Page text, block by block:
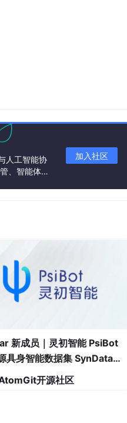
问的概率。特征包括最近访
人工智能协
、智能体开
加入社区
新成员｜灵初智能 PsiBot
具身智能数据集 SynData
开源社区